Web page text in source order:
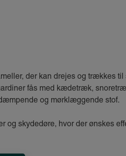
der kan drejes og trækkes
fås med kædetræk,
og mørklæggende stof.
og skydedøre, hvor der ønskes